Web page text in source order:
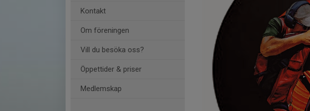
Kontakt
Om föreningen
Vill du besöka oss?
Öppettider & priser
Medlemskap